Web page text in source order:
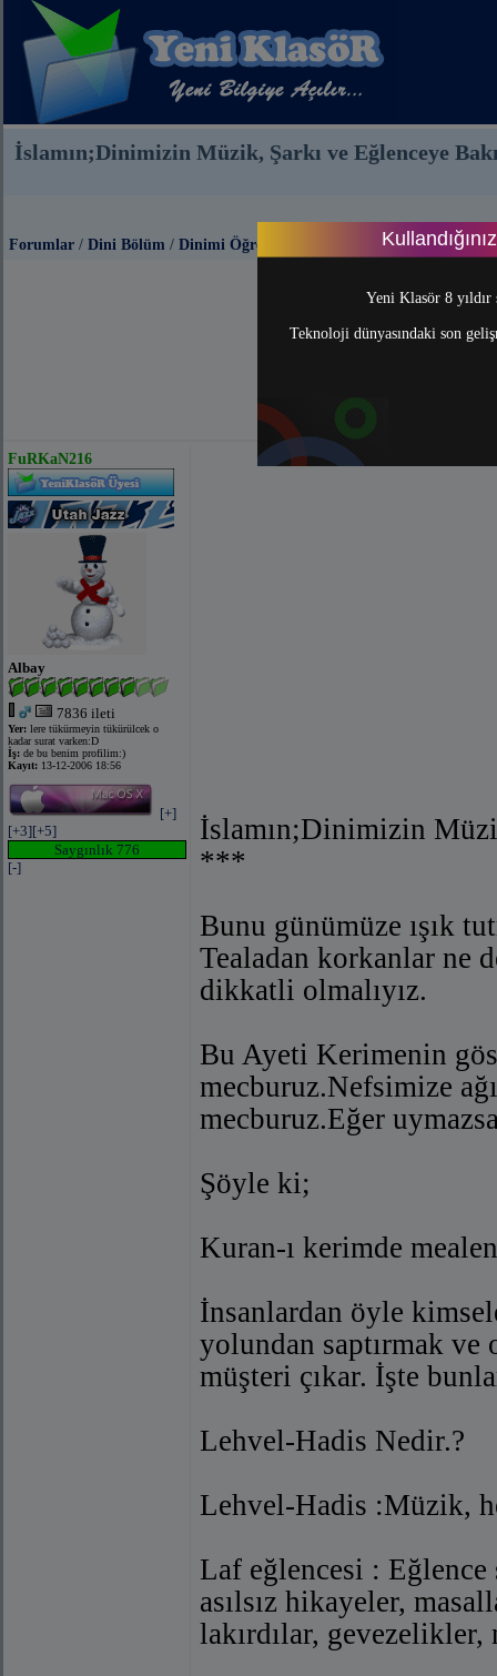
Yeni Klasör 8
Teknoloji dünyasındaki son
İslamın;Dinimizin Müzik, Şarkı ve Eğlenceye
Forumlar / Dini Bölüm / Dinimi Öğreniyorum
FuRKaN216
Albay
7836 ileti
Yer: lere tükürmeyin tükürülcek o
kadar surat varken:D
İş: de bu benim profilim:)
Kayıt: 13-12-2006 18:56
[+]
[+3][+5]
Saygınlık 776
[-]
İslamın;Dinimizin
***
Bunu günümüze ışık
Tealadan korkanlar ne
dikkatli olmalıyız.
Bu Ayeti Kerimenin
mecburuz.Nefsimize
mecburuz.Eğer
Şöyle ki;
Kuran-ı kerimde
İnsanlardan öyle
yolundan saptırmak
müşteri çıkar. İşte
Lehvel-Hadis Nedir.?
Lehvel-Hadis :Müzik,
Laf eğlencesi : Eğlence
asılsız hikayeler,
lakırdılar,